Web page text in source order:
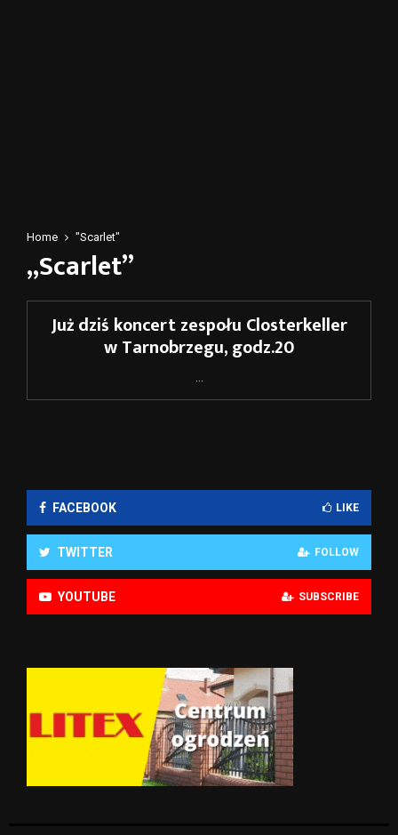
Home "Scarlet"
„Scarlet”
Już dziś koncert zespołu Closterkeller
w Tarnobrzegu, godz.20
FACEBOOK LIKE
TWITTER FOLLOW
YOUTUBE SUBSCRIBE